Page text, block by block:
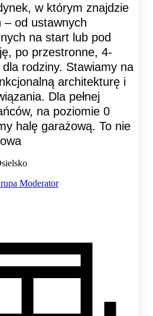
w którym znajdzie
– od ustawnych
na start lub pod
po przestronne, 4-
rodziny. Stawiamy na
architekturę i
Dla pełnej
na poziomie 0
halę garażową. To nie
Moderator